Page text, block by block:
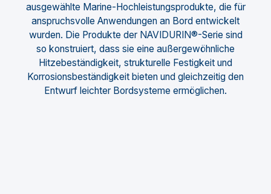
ausgewählte Marine-Hochleistungsprodukte, die für
anspruchsvolle Anwendungen an Bord entwickelt
wurden. Die Produkte der NAVIDURIN®-Serie sind
so konstruiert, dass sie eine außergewöhnliche
Hitzebeständigkeit, strukturelle Festigkeit und
Korrosionsbeständigkeit bieten und gleichzeitig den
Entwurf leichter Bordsysteme ermöglichen.